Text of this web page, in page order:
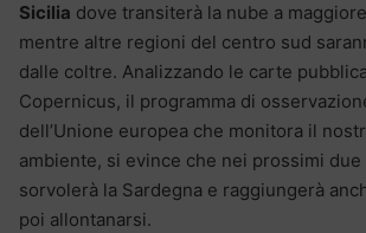
Sicilia dove transiterà la nube a
mentre altre regioni del centro sud
dalle coltre. Analizzando le carte
Copernicus, il programma di
dell’Unione europea che monitora il
ambiente, si evince che nei prossimi
sorvolerà la Sardegna e raggiungerà
poi allontanarsi.